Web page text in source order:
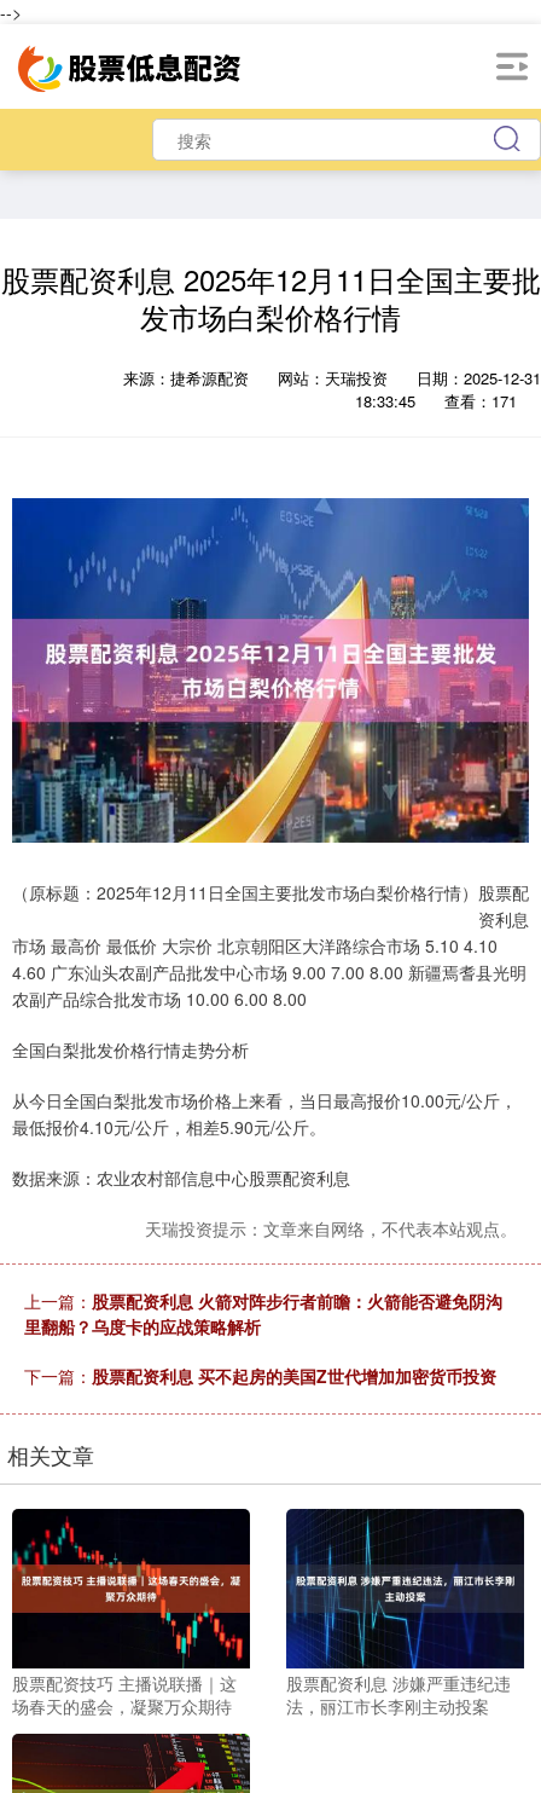
-->
股票配资利息 2025年12月11日全国主要批
发市场白梨价格行情
来源：捷希源配资 网站：天瑞投资
日期：2025-12-31
18:33:45
查看：171
（原标题：2025年12月11日全国主要批发市场白梨价格行情）股票配
资利息
市场 最高价 最低价 大宗价 北京朝阳区大洋路综合市场 5.10 4.10
4.60 广东汕头农副产品批发中心市场 9.00 7.00 8.00 新疆焉耆县光明
农副产品综合批发市场 10.00 6.00 8.00
全国白梨批发价格行情走势分析
从今日全国白梨批发市场价格上来看，当日最高报价10.00元/公斤，
最低报价4.10元/公斤，相差5.90元/公斤。
数据来源：农业农村部信息中心股票配资利息
天瑞投资提示：文章来自网络，不代表本站观点。
上一篇： 股票配资利息 火箭对阵步行者前瞻：火箭能否避免阴沟
里翻船？乌度卡的应战策略解析
下一篇： 股票配资利息 买不起房的美国Z世代增加加密货币投资
相关文章
股票配资技巧 主播说联播｜这
场春天的盛会，凝聚万众期待
股票配资利息 涉嫌严重违纪违
法，丽江市长李刚主动投案